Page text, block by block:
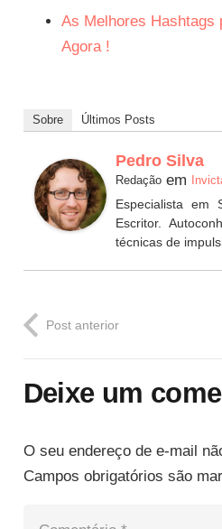
As Melhores Hashtags
Agora !
Sobre Últimos Posts
Pedro Silva
Redaçãoem
Especialista em
Escritor.
técnicas de
Post anterior
Deixe um
O seu endereço de e-mail
Campos obrigatórios são